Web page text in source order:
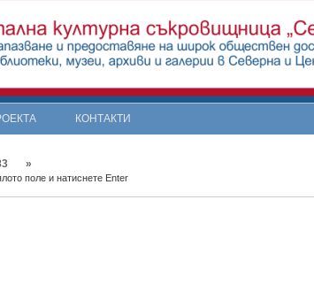
КОНТАКТИ
»
поле и натиснете Enter